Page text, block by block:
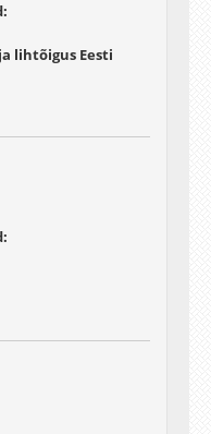
lihtõigus Eesti